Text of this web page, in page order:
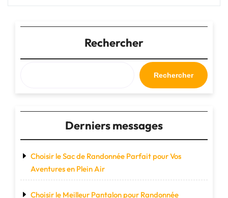
à
de
Voyage
:
Votre
Compagnon
Indispensable
Monde"
Rechercher
Rechercher
Derniers messages
Choisir le Sac de Randonnée Parfait pour Vos
Aventures en Plein Air
Choisir le Meilleur Pantalon pour Randonnée